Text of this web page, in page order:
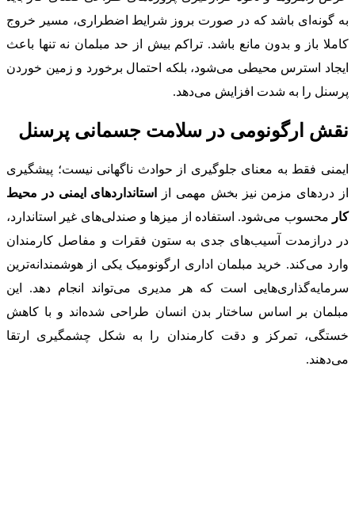
به گونه‌ای باشد که در صورت بروز شرایط اضطراری، مسیر خروج
کاملا باز و بدون مانع باشد. تراکم بیش از حد مبلمان نه تنها باعث
ایجاد استرس محیطی می‌شود، بلکه احتمال برخورد و زمین خوردن
پرسنل را به شدت افزایش می‌دهد.
نقش ارگونومی در سلامت جسمانی پرسنل
ایمنی فقط به معنای جلوگیری از حوادث ناگهانی نیست؛ پیشگیری
از دردهای مزمن نیز بخش مهمی از
استانداردهای ایمنی در محیط
کار محسوب می‌شود. استفاده از میزها و صندلی‌های غیر استاندارد،
در درازمدت آسیب‌های جدی به ستون فقرات و مفاصل کارمندان
وارد می‌کند. خرید مبلمان اداری ارگونومیک یکی از هوشمندانه‌ترین
سرمایه‌گذاری‌هایی است که هر مدیری می‌تواند انجام دهد. این
مبلمان بر اساس ساختار بدن انسان طراحی شده‌اند و با کاهش
خستگی، تمرکز و دقت کارمندان را به شکل چشمگیری ارتقا
می‌دهند.